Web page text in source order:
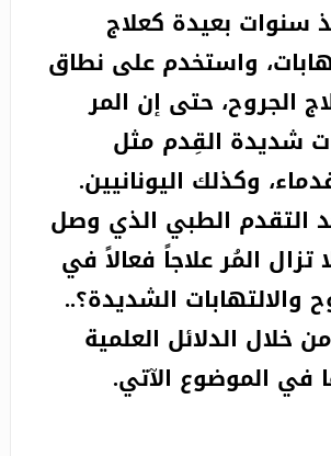
تنسيقيا لتسريع وتيرة إنشاء شركة
سنوات بعيدة كعلاج
واستخدم على نطاق
الجروح، حتى إن المر
شديدة القِدم مثل
وكذلك اليونانيين.
التقدم الطبي الذي وصل
تزال المُر علاجاً فعالاً في
والالتهابات الشديدة؟..
خلال الدلائل العلمية
في الموضوع الآتي.